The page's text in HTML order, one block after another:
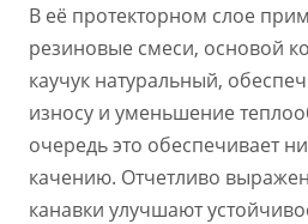
В её протекторном слое
резиновые смеси, основой
каучук натуральный,
износу и уменьшение
очередь это обеспечивает
качению. Отчетливо
канавки улучшают